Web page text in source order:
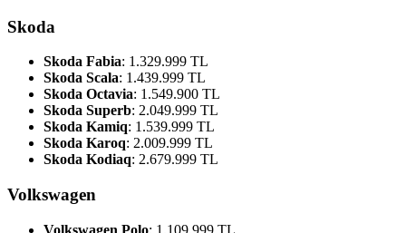
Skoda
Skoda Fabia: 1.329.999 TL
Skoda Scala: 1.439.999 TL
Skoda Octavia: 1.549.900 TL
Skoda Superb: 2.049.999 TL
Skoda Kamiq: 1.539.999 TL
Skoda Karoq: 2.009.999 TL
Skoda Kodiaq: 2.679.999 TL
Volkswagen
Volkswagen Polo: 1.109.999 TL